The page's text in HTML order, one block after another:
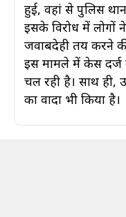
हुई, वहां से पुलिस
इसके विरोध में
जवाबदेही तय करने
इस मामले में केस
चल रही है। साथ ही,
का वादा भी किया है।